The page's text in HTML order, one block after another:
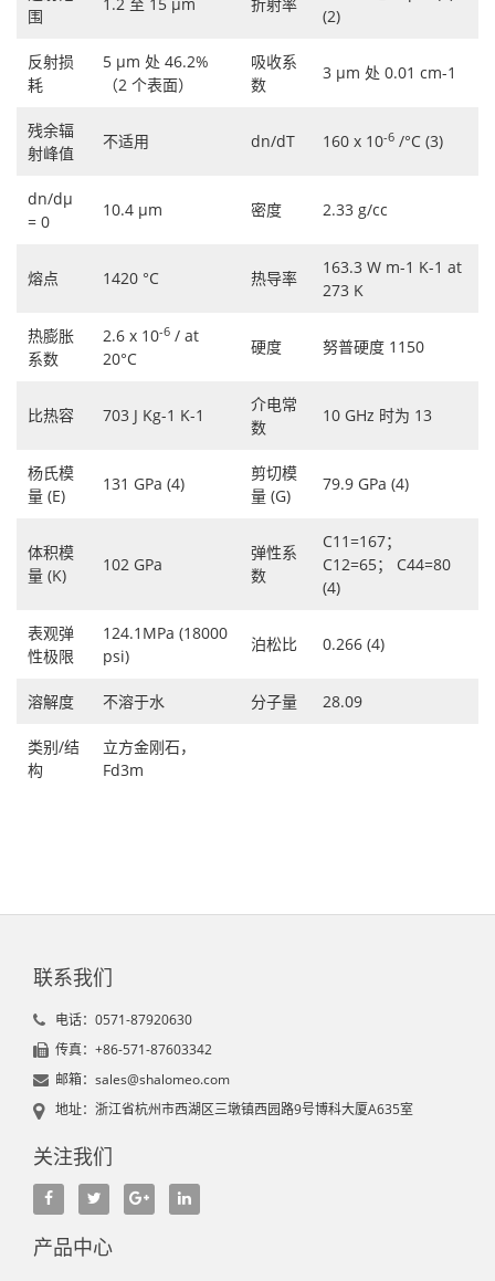
围
(2)
反射损
耗
5 μm 处 46.2%
（2 个表面）
吸收系
数
3 μm 处 0.01 cm-1
残余辐
射峰值
不适用 dn/dT 160 x 10-6 /°C (3)
dn/dμ
= 0
10.4 μm 密度 2.33 g/cc
熔点 1420 °C 热导率
163.3 W m-1 K-1 at
273 K
热膨胀
系数
2.6 x 10-6 / at
20°C
硬度 努普硬度 1150
比热容 703 J Kg-1 K-1
介电常
数
10 GHz 时为 13
杨氏模
量 (E)
131 GPa (4)
剪切模
量 (G)
79.9 GPa (4)
体积模
量 (K)
102 GPa
弹性系
数
C11=167；
C12=65； C44=80
(4)
表观弹
性极限
124.1MPa (18000
psi)
泊松比 0.266 (4)
溶解度 不溶于水 分子量 28.09
类别/结
构
立方金刚石，
Fd3m
联系我们
电话：0571-87920630
传真：+86-571-87603342
邮箱：sales@shalomeo.com
地址：浙江省杭州市西湖区三墩镇西园路9号博科大厦A635室
关注我们
产品中心